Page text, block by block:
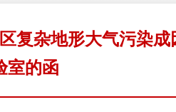
复杂地形大气污染
室的函